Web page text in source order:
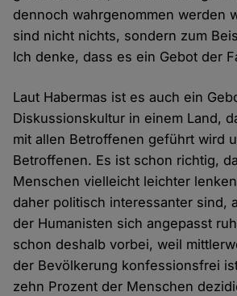
dennoch wahrgenommen werden
sind nicht nichts, sondern zum
Ich denke, dass es ein Gebot der
Laut Habermas ist es auch ein
Diskussionskultur in einem Land,
mit allen Betroffenen geführt wird
Betroffenen. Es ist schon richtig,
Menschen vielleicht leichter
daher politisch interessanter sind,
der Humanisten sich angepasst
schon deshalb vorbei, weil
der Bevölkerung konfessionsfrei
zehn Prozent der Menschen